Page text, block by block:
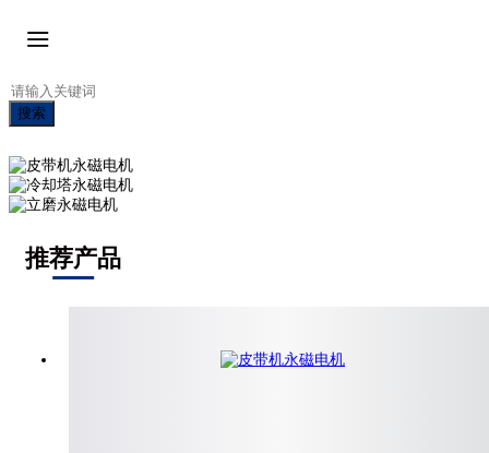
搜索
推荐产品